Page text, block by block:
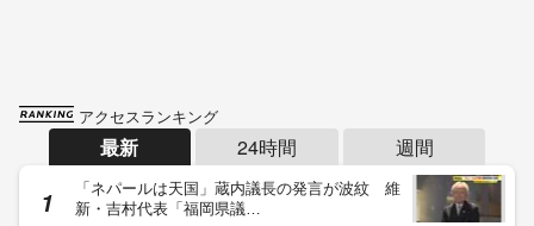
アクセスランキング
最新 24時間 週間
「ネパールは天国」蔵内議長の発言が波紋 維
新・吉村代表「福岡県議…